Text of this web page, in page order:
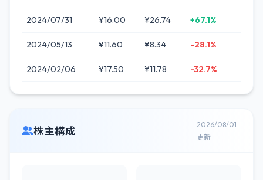
2024/07/31 ¥16.00 ¥26.74 +67.1%
2024/05/13 ¥11.60 ¥8.34 -28.1%
2024/02/06 ¥17.50 ¥11.78 -32.7%
株主構成
2026/08/01
更新